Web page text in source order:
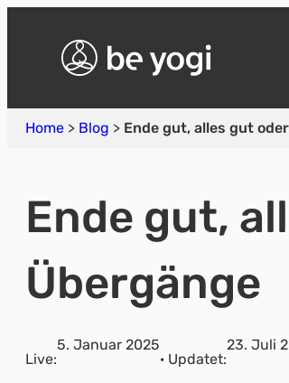
Home > Blog > Ende gut, alles gut
Ende gut,
Übergänge
Live:
5. Januar 2025
· Updatet:
23. Juli